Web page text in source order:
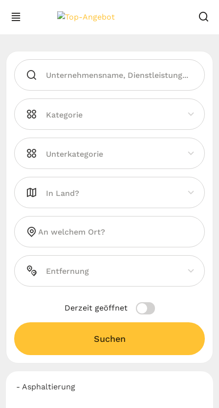
Derzeit geöffnet
Suchen
- Asphaltierung